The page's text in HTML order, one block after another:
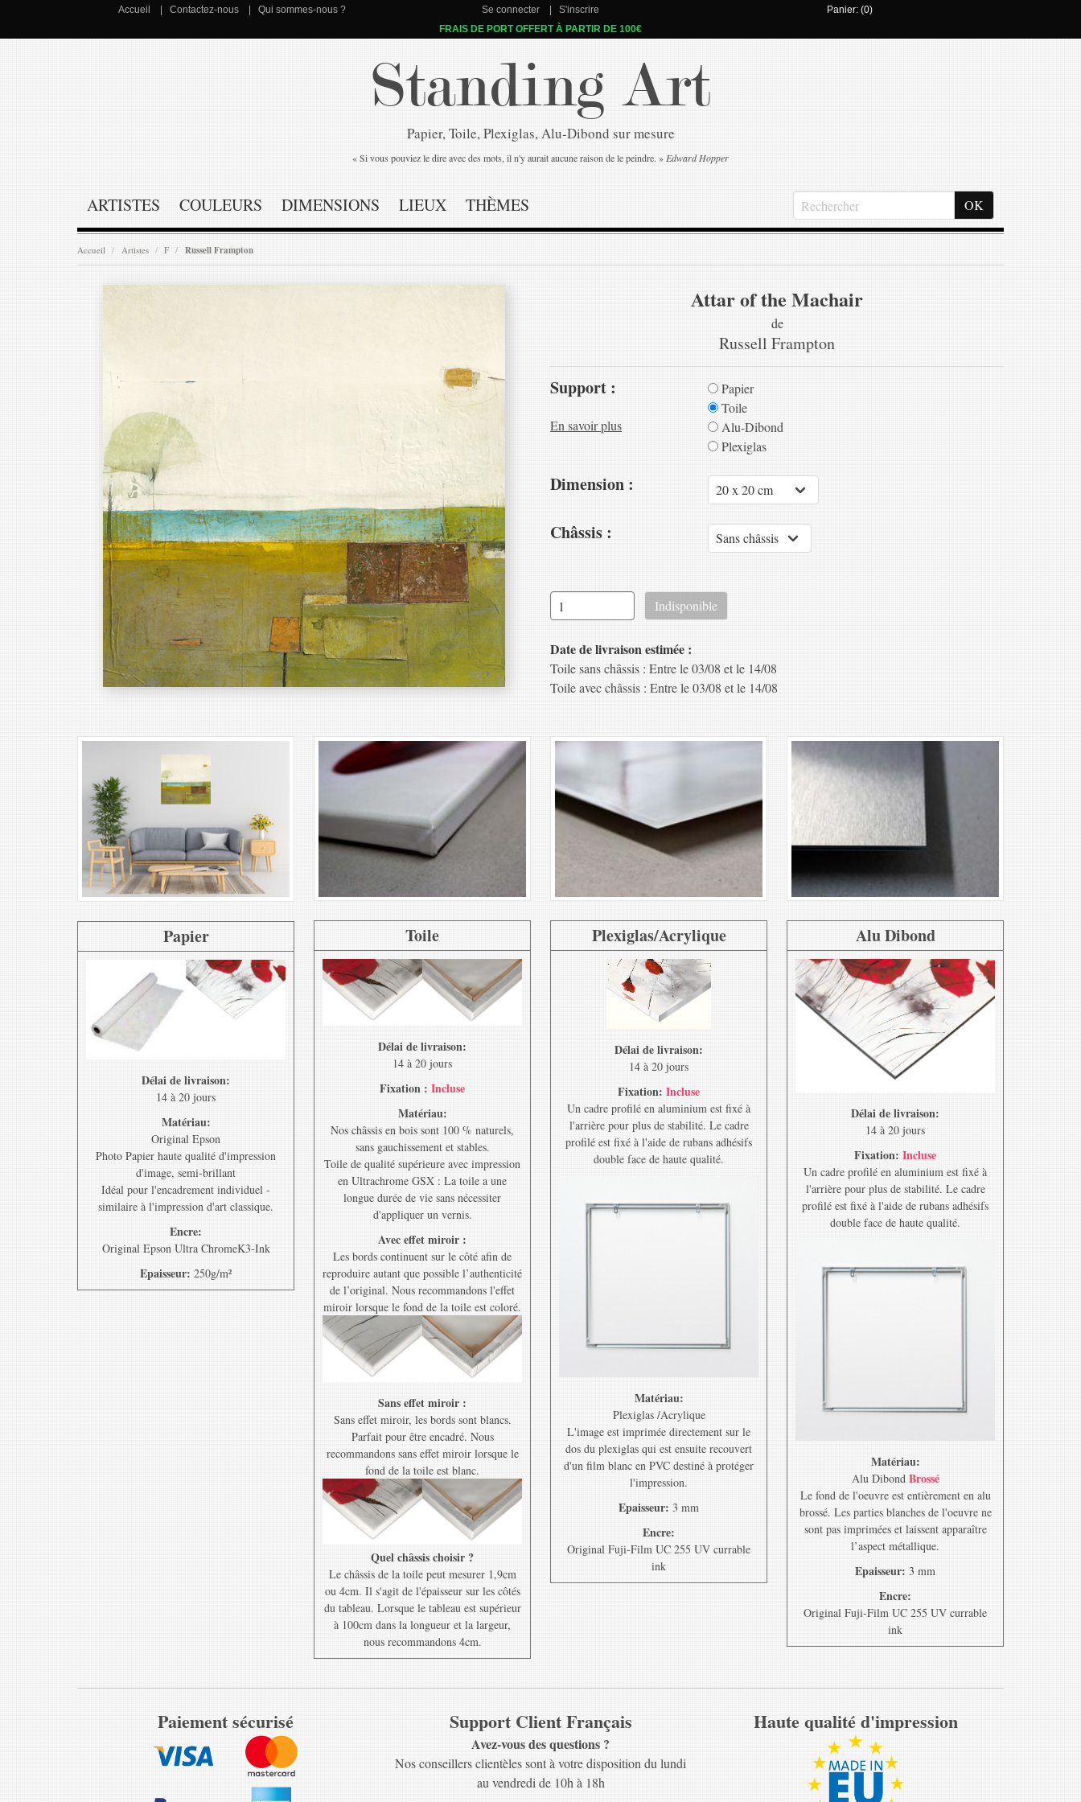
Accueil Contactez-nous Qui sommes-nous ? Se connecter S'inscrire
Panier: (0)
FRAIS DE PORT OFFERT À PARTIR DE 100€
Standing Art
Papier, Toile, Plexiglas, Alu-Dibond sur mesure
« Si vous pouviez le dire avec des mots, il n'y aurait aucune raison de le peindre. » Edward Hopper
ARTISTES COULEURS DIMENSIONS LIEUX THÈMES
Accueil Artistes F Russell Frampton
Attar of the Machair
de
Russell Frampton
Support :
En savoir plus
Papier
Toile
Alu-Dibond
Plexiglas
Dimension :
Châssis :
Date de livraison estimée :
Toile sans châssis : Entre le 03/08 et le 14/08
Toile avec châssis : Entre le 03/08 et le 14/08
Papier
Délai de livraison:
14 à 20 jours
Matériau:
Original Epson
Photo Papier haute qualité d'impression
d'image, semi-brillant
Idéal pour l'encadrement individuel -
similaire à l'impression d'art classique.
Encre:
Original Epson Ultra ChromeK3-Ink
Epaisseur: 250g/m²
Toile
Délai de livraison:
14 à 20 jours
Fixation : Incluse
Matériau:
Nos châssis en bois sont 100 % naturels,
sans gauchissement et stables.
Toile de qualité supérieure avec impression
en Ultrachrome GSX : La toile a une
longue durée de vie sans nécessiter
d'appliquer un vernis.
Avec effet miroir :
Les bords continuent sur le côté afin de
reproduire autant que possible l’authenticité
de l’original. Nous recommandons l'effet
miroir lorsque le fond de la toile est coloré.
Sans effet miroir :
Sans effet miroir, les bords sont blancs.
Parfait pour être encadré. Nous
recommandons sans effet miroir lorsque le
fond de la toile est blanc.
Quel châssis choisir ?
Le châssis de la toile peut mesurer 1,9cm
ou 4cm. Il s'agit de l'épaisseur sur les côtés
du tableau. Lorsque le tableau est supérieur
à 100cm dans la longueur et la largeur,
nous recommandons 4cm.
Plexiglas/Acrylique
Délai de livraison:
14 à 20 jours
Fixation: Incluse
Un cadre profilé en aluminium est fixé à
l'arrière pour plus de stabilité. Le cadre
profilé est fixé à l'aide de rubans adhésifs
double face de haute qualité.
Matériau:
Plexiglas /Acrylique
L'image est imprimée directement sur le
dos du plexiglas qui est ensuite recouvert
d'un film blanc en PVC destiné à protéger
l'impression.
Epaisseur: 3 mm
Encre:
Original Fuji-Film UC 255 UV currable
ink
Alu Dibond
Délai de livraison:
14 à 20 jours
Fixation: Incluse
Un cadre profilé en aluminium est fixé à
l'arrière pour plus de stabilité. Le cadre
profilé est fixé à l'aide de rubans adhésifs
double face de haute qualité.
Matériau:
Alu Dibond Brossé
Le fond de l'oeuvre est entièrement en alu
brossé. Les parties blanches de l'oeuvre ne
sont pas imprimées et laissent apparaître
l’aspect métallique.
Epaisseur: 3 mm
Encre:
Original Fuji-Film UC 255 UV currable
ink
Paiement sécurisé Support Client Français
Avez-vous des questions ?
Nos conseillers clientèles sont à votre disposition du lundi
au vendredi de 10h à 18h
Haute qualité d'impression